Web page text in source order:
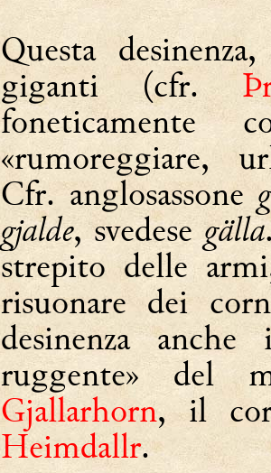
Questa
giganti (cfr.
«rumoreggiare,
Cfr. anglosassone
gjalde, svedesegälla
strepito delle
risuonare dei
desinenza
ruggente» del
Gjallarhorn, il
Heimdallr.